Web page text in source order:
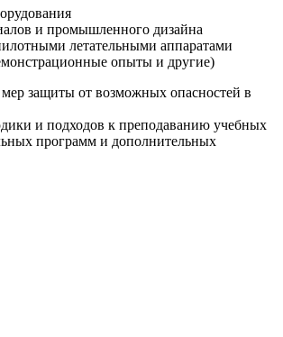
и промышленного дизайна
летательными аппаратами
опыты и другие)
защиты от возможных опасностей в
и подходов к преподаванию учебных
программ и дополнительных